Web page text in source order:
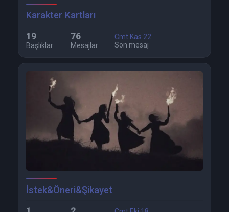
Karakter Kartları
19
Başlıklar
76
Mesajlar
Cmt Kas 22
Son mesaj
İstek&Öneri&Şikayet